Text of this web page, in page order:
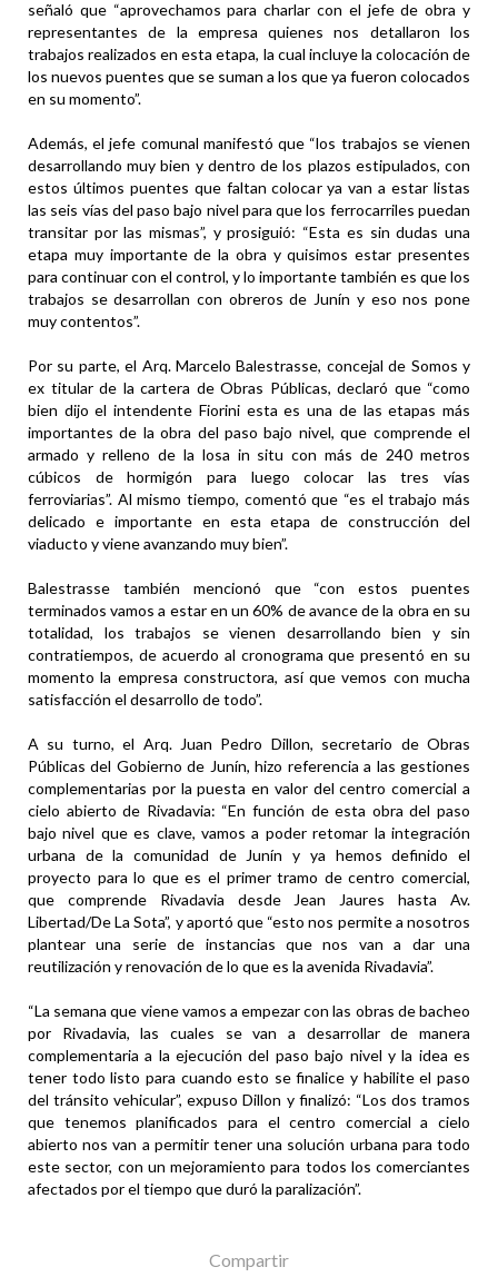
señaló que “aprovechamos para charlar con el jefe de obra y
representantes de la empresa quienes nos detallaron los
trabajos realizados en esta etapa, la cual incluye la colocación de
los nuevos puentes que se suman a los que ya fueron colocados
en su momento”.
Además, el jefe comunal manifestó que “los trabajos se vienen
desarrollando muy bien y dentro de los plazos estipulados, con
estos últimos puentes que faltan colocar ya van a estar listas
las seis vías del paso bajo nivel para que los ferrocarriles puedan
transitar por las mismas”, y prosiguió: “Esta es sin dudas una
etapa muy importante de la obra y quisimos estar presentes
para continuar con el control, y lo importante también es que los
trabajos se desarrollan con obreros de Junín y eso nos pone
muy contentos”.
Por su parte, el Arq. Marcelo Balestrasse, concejal de Somos y
ex titular de la cartera de Obras Públicas, declaró que “como
bien dijo el intendente Fiorini esta es una de las etapas más
importantes de la obra del paso bajo nivel, que comprende el
armado y relleno de la losa in situ con más de 240 metros
cúbicos de hormigón para luego colocar las tres vías
ferroviarias”. Al mismo tiempo, comentó que “es el trabajo más
delicado e importante en esta etapa de construcción del
viaducto y viene avanzando muy bien”.
Balestrasse también mencionó que “con estos puentes
terminados vamos a estar en un 60% de avance de la obra en su
totalidad, los trabajos se vienen desarrollando bien y sin
contratiempos, de acuerdo al cronograma que presentó en su
momento la empresa constructora, así que vemos con mucha
satisfacción el desarrollo de todo”.
A su turno, el Arq. Juan Pedro Dillon, secretario de Obras
Públicas del Gobierno de Junín, hizo referencia a las gestiones
complementarias por la puesta en valor del centro comercial a
cielo abierto de Rivadavia: “En función de esta obra del paso
bajo nivel que es clave, vamos a poder retomar la integración
urbana de la comunidad de Junín y ya hemos definido el
proyecto para lo que es el primer tramo de centro comercial,
que comprende Rivadavia desde Jean Jaures hasta Av.
Libertad/De La Sota”, y aportó que “esto nos permite a nosotros
plantear una serie de instancias que nos van a dar una
reutilización y renovación de lo que es la avenida Rivadavia”.
“La semana que viene vamos a empezar con las obras de bacheo
por Rivadavia, las cuales se van a desarrollar de manera
complementaria a la ejecución del paso bajo nivel y la idea es
tener todo listo para cuando esto se finalice y habilite el paso
del tránsito vehicular”, expuso Dillon y finalizó: “Los dos tramos
que tenemos planificados para el centro comercial a cielo
abierto nos van a permitir tener una solución urbana para todo
este sector, con un mejoramiento para todos los comerciantes
afectados por el tiempo que duró la paralización”.
Compartir